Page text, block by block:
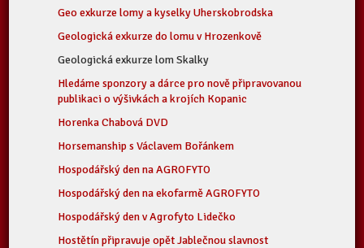
Geo exkurze lomy a kyselky Uherskobrodska
Geologická exkurze do lomu v Hrozenkově
Geologická exkurze lom Skalky
Hledáme sponzory a dárce pro nově připravovanou
publikaci o výšivkách a krojích Kopanic
Horenka Chabová DVD
Horsemanship s Václavem Bořánkem
Hospodářský den na AGROFYTO
Hospodářský den na ekofarmě AGROFYTO
Hospodářský den v Agrofyto Lidečko
Hostětín připravuje opět Jablečnou slavnost